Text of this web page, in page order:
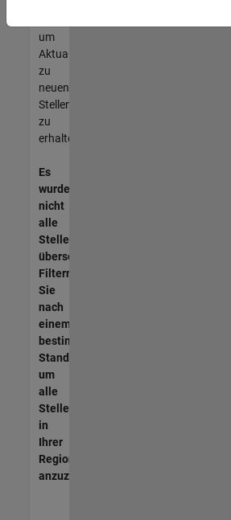
um
Aktualisierungen
zu
neuen
Stellenangeboten
zu
erhalten.
Es
wurden
nicht
alle
Stellen
übersetzt.
Filtern
Sie
nach
einem
bestimmten
Standort,
um
alle
Stellenangebote
in
Ihrer
Region
anzuzeigen.